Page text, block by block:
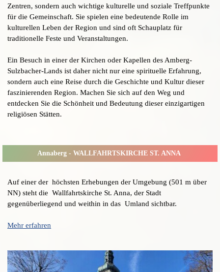
Zentren, sondern auch wichtige kulturelle und soziale Treffpunkte
für die Gemeinschaft. Sie spielen eine bedeutende Rolle im
kulturellen Leben der Region und sind oft Schauplatz für
traditionelle Feste und Veranstaltungen.
Ein Besuch in einer der Kirchen oder Kapellen des Amberg-
Sulzbacher-Lands ist daher nicht nur eine spirituelle Erfahrung,
sondern auch eine Reise durch die Geschichte und Kultur dieser
faszinierenden Region. Machen Sie sich auf den Weg und
entdecken Sie die Schönheit und Bedeutung dieser einzigartigen
religiösen Stätten.
Annaberg - WALLFAHRTSKIRCHE ST. ANNA
Auf einer der höchsten Erhebungen der Umgebung (501 m über
NN) steht die Wallfahrtskirche St. Anna, der Stadt
gegenüberliegend und weithin in das Umland sichtbar.
Mehr erfahren